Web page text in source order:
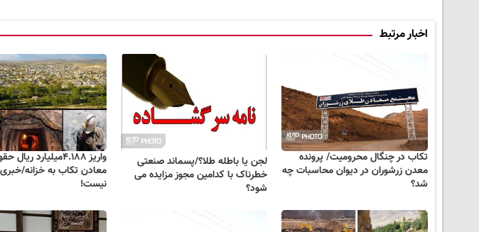
اخبار مرتبط
تکاب در چنگال محرومیت/ پرونده
معدن زرشوران در دیوان محاسبات چه
شد؟
لجن یا باطله طلا؟/پسماند صنعتی
خطرناک با کدامین مجوز مزایده می
شود؟
واریز ۴.۱۸۸میلیارد
معادن تکاب به خزانه/
نیست!